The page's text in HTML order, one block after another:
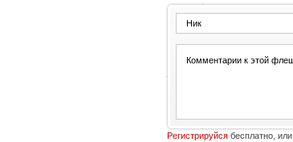
Регистрируйсябесплатно, или